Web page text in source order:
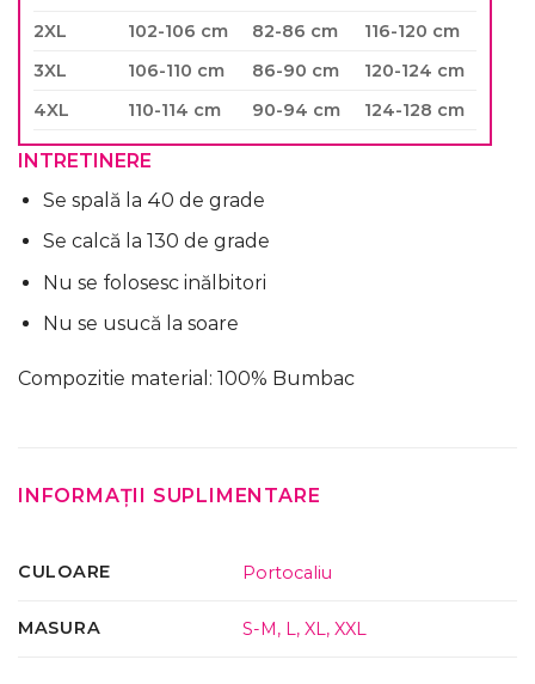
2XL
102-106 cm 82-86 cm
116-120 cm
3XL
106-110 cm 86-90 cm
120-124 cm
4XL
110-114 cm 90-94 cm 124-128 cm
INTRETINERE
Se spală la 40 de grade
Se calcă la 130 de grade
Nu se folosesc inălbitori
Nu se usucă la soare
Compozitie material: 100% Bumbac
INFORMAȚII SUPLIMENTARE
CULOARE Portocaliu
MASURA S-M, L,XL,XXL